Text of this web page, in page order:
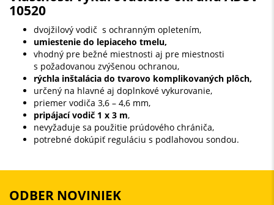
10520
dvojžilový vodič s ochranným opletením,
umiestenie do lepiaceho tmelu,
vhodný pre bežné miestnosti aj pre miestnosti
s požadovanou zvýšenou ochranou,
rýchla inštalácia do tvarovo komplikovaných plôch,
určený na hlavné aj doplnkové vykurovanie,
priemer vodiča 3,6 – 4,6 mm,
pripájací vodič 1 x 3 m,
nevyžaduje sa použitie prúdového chrániča,
potrebné dokúpiť reguláciu s podlahovou sondou.
ODBER NOVINIEK